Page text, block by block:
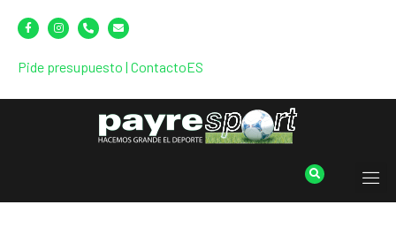
Pide presupuesto | ContactoES